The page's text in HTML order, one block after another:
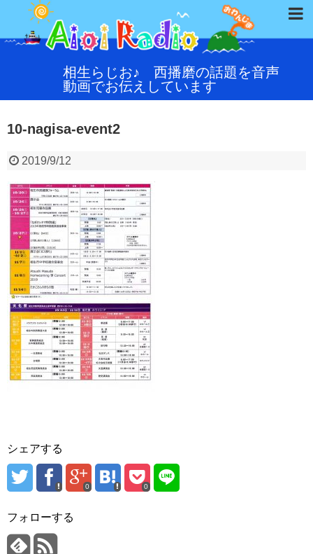
相生らじお♪ 西播磨の話題を音声
動画でお伝えしています
10-nagisa-event2
2019/9/12
シェアする
0 0
フォローする